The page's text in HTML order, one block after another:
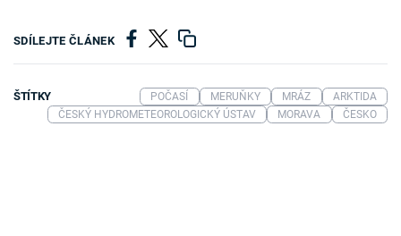
SDÍLEJTE ČLÁNEK
ŠTÍTKY POČASÍ MERUŇKY MRÁZ
ARKTIDA
ČESKÝ HYDROMETEOROLOGICKÝ ÚSTAV
MORAVA ČESKO